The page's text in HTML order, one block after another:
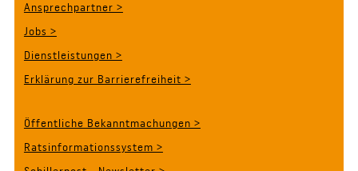
Ansprechpartner >
Jobs >
Dienstleistungen >
Erklärung zur Barrierefreiheit >
Öffentliche Bekanntmachungen >
Ratsinformationssystem >